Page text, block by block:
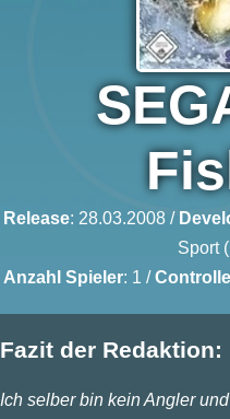
Release: 28.03.2008 /
Sport
Anzahl Spieler: 1 /
Fazit der Redaktion:
Ich selber bin kein Angler